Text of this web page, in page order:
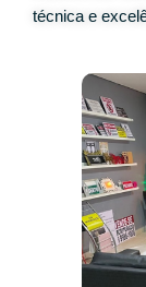
técnica e